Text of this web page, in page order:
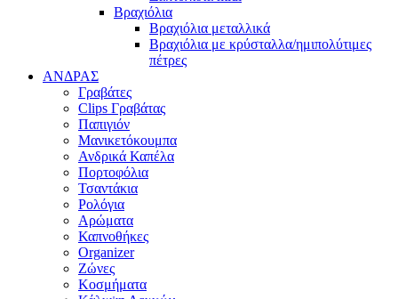
Βραχιόλια
Βραχιόλια μεταλλικά
Βραχιόλια με κρύσταλλα/ημιπολύτιμες
πέτρες
ΑΝΔΡΑΣ
Γραβάτες
Clips Γραβάτας
Παπιγιόν
Μανικετόκουμπα
Ανδρικά Καπέλα
Πορτοφόλια
Τσαντάκια
Ρολόγια
Αρώματα
Καπνοθήκες
Organizer
Ζώνες
Κοσμήματα